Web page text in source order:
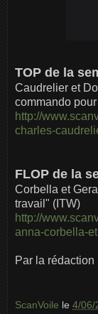
TOP de la
Caudrelier et
commando
http://
charles-
FLOP de la
Corbella et
travail" (ITW)
http://
anna-corbella-
Par la rédaction
ScanVoile le 4/06/